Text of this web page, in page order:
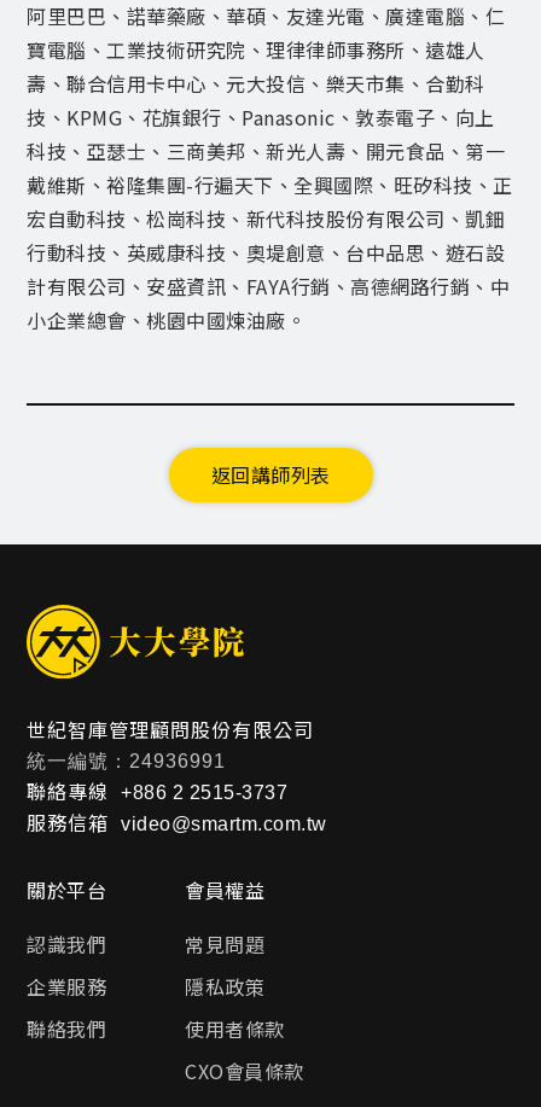
阿里巴巴、諾華藥廠、華碩、友達光電、廣達電腦、仁
寶電腦、工業技術研究院、理律律師事務所、遠雄人
壽、聯合信用卡中心、元大投信、樂天市集、合勤科
技、KPMG、花旗銀行、Panasonic、敦泰電子、向上
科技、亞瑟士、三商美邦、新光人壽、開元食品、第一
戴維斯、裕隆集團-行遍天下、全興國際、旺矽科技、正
宏自動科技、松崗科技、新代科技股份有限公司、凱鈿
行動科技、英威康科技、奧堤創意、台中品思、遊石設
計有限公司、安盛資訊、FAYA行銷、高德網路行銷、中
小企業總會、桃園中國煉油廠。
返回講師列表
世紀智庫管理顧問股份有限公司
統一編號：24936991
聯絡專線 +886 2 2515-3737
服務信箱 video@smartm.com.tw
關於平台
認識我們
企業服務
聯絡我們
會員權益
常見問題
隱私政策
使用者條款
CXO會員條款